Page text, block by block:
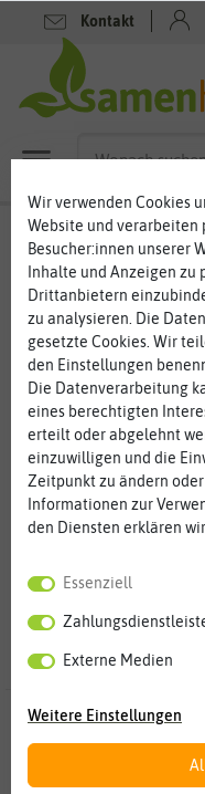
Kontakt
Pflanzknoblauch
Heilpflanze mit
Duft
Knoblauch gehört zu den
Besonders in
richtigen Pfiff. Am besten
eigenen Garten. Die
anbauen und brauchen
Übrigens können Sie
der Terrasse anpflanzen.
Weitere Kategorien
48 Ergebnissegefunden in
Filter
Wir verwenden Cookies
Website und verarbeiten
Besucher:innen unserer
Inhalte und Anzeigen zu
Drittanbietern
zu analysieren. Die
gesetzte Cookies. Wir
den Einstellungen
Die Datenverarbeitung
eines berechtigten
erteilt oder abgelehnt
einzuwilligen und die
Zeitpunkt zu ändern
Informationen zur
den Diensten erklären
Essenziell
Externe Medien
Weitere Einstellungen